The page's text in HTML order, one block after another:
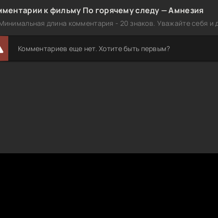
к фильму По горячему следу — Амнезия
длина комментария - 20 знаков. Уважайте себя и
Комментариев еще нет. Хотите быть первым?